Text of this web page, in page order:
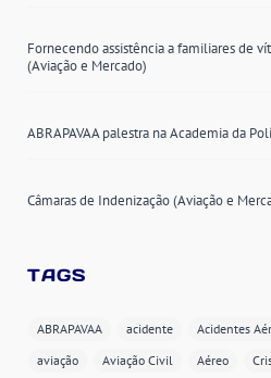
Fornecendo assistência a familiares de
(Aviação e Mercado)
ABRAPAVAA palestra na Academia da
Câmaras de Indenização (Aviação e
TAGS
ABRAPAVAA acidente Acidentes
aviação
Aviação Civil Aéreo